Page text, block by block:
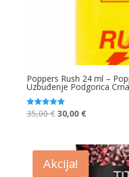
Poppers Rush 24 ml –
Uzbuđenje Podgorica
Ocjenjeno
5.00
35,00€ Original
35,00 €.
30,00 €Current
30,00 €.
Akcija!